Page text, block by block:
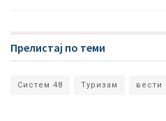
Прелистај по теми
Систем 48 Туризам вести